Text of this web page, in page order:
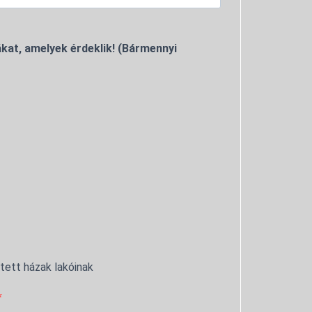
amelyek érdeklik! (Bármennyi
házak lakóinak